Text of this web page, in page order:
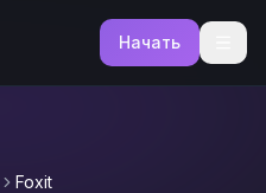
Начать
Foxit